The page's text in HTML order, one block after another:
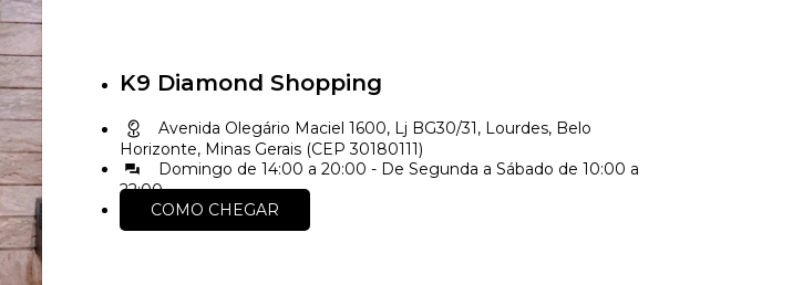
K9 Diamond Shopping
Avenida Olegário Maciel 1600, Lj BG30/31, Lourdes, Belo
Horizonte, Minas Gerais (CEP 30180111)
Domingo de 14:00 a 20:00 - De Segunda a Sábado de 10:00 a
22:00
COMO CHEGAR